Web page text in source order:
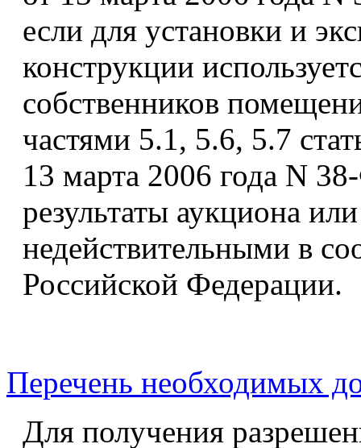
если для установки и
конструкции
собственников
частями 5.1, 5.6, 5.7
13 марта 2006 года N
результаты аукциона
недействительными в
Российской Федерации.
Перечень необходимых
Для получения